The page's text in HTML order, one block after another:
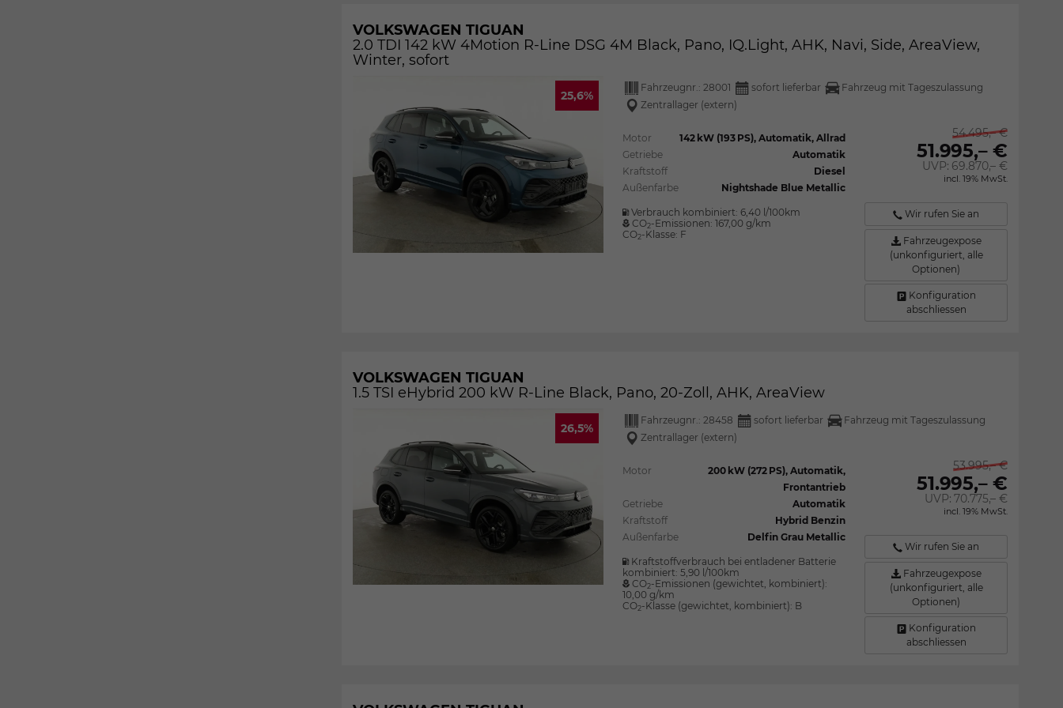
VOLKSWAGEN TIGUAN
2.0 TDI 142 kW 4Motion R-Line DSG 4M Black, Pano, IQ.Light, AHK, Navi, Side, AreaView,
Winter, sofort
25,6%
Fahrzeugnr.: 28001 sofort lieferbar
Fahrzeug mit Tageszulassung
Zentrallager (extern)
Motor
142 kW (193 PS), Automatik, Allrad
Getriebe
Automatik
Kraftstoff
Diesel
Außenfarbe
Nightshade Blue Metallic
Verbrauch kombiniert: 6,40 l/100km
CO2-Emissionen: 167,00 g/km
CO2-Klasse: F
54.495,– €
51.995,– €
UVP: 69.870,– €
incl. 19% MwSt.
Wir rufen Sie an
Fahrzeugexpose
(unkonfiguriert, alle
Optionen)
Konfiguration
abschliessen
VOLKSWAGEN TIGUAN
1.5 TSI eHybrid 200 kW R-Line Black, Pano, 20-Zoll, AHK, AreaView
26,5%
Fahrzeugnr.: 28458 sofort lieferbar
Fahrzeug mit Tageszulassung
Zentrallager (extern)
Motor
200 kW (272 PS), Automatik,
Frontantrieb
Getriebe
Automatik
Kraftstoff
Hybrid Benzin
Außenfarbe
Delfin Grau Metallic
Kraftstoffverbrauch bei entladener Batterie
kombiniert: 5,90 l/100km
CO2-Emissionen (gewichtet, kombiniert):
10,00 g/km
CO2-Klasse (gewichtet, kombiniert): B
53.995,– €
51.995,– €
UVP:70.775,– €
incl. 19% MwSt.
Wir rufen Sie an
Fahrzeugexpose
(unkonfiguriert, alle
Optionen)
Konfiguration
abschliessen